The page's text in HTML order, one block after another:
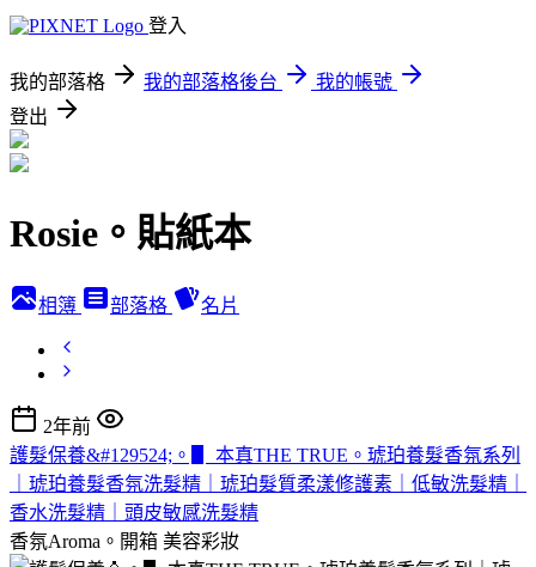
登入
我的部落格 我的部落格後台
我的帳號
登出
Rosie。貼紙本
相簿 部落格 名片
2年前
護髮保養&#129524;。▋ 本真THE TRUE。琥珀養髮香氛系列
｜琥珀養髮香氛洗髮精｜琥珀髮質柔漾修護素｜低敏洗髮精｜
香水洗髮精｜頭皮敏感洗髮精
香氛Aroma。開箱 美容彩妝